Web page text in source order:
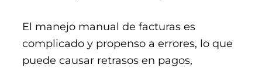
El manejo manual de facturas es
complicado y propenso a errores, lo que
puede causar retrasos en pagos,